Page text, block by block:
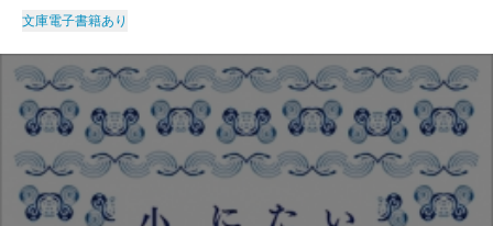
文庫電子書籍あり